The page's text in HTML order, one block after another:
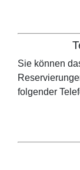
Sie können
folgender